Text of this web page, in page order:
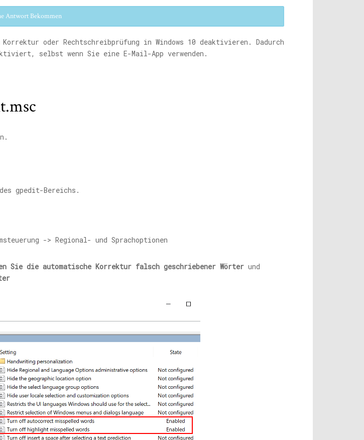
Antwort Bekommen
oder Rechtschreibprüfung in Windows 10 deaktivieren. Dadurch
selbst wenn Sie eine E-Mail-App verwenden.
gpedit-Bereichs.
-> Regional- und Sprachoptionen
Sie die automatische Korrektur falsch geschriebener Wörter und